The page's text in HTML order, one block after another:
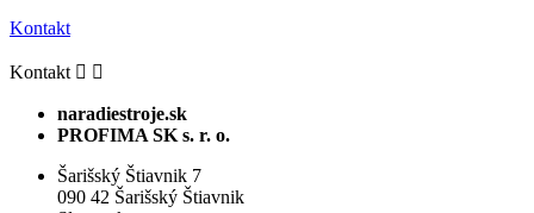
Kontakt
Kontakt  
naradiestroje.sk
PROFIMA SK s. r. o.
Šarišský Štiavnik 7
090 42 Šarišský Štiavnik